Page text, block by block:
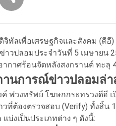
จิทัลเพื่อเศรษฐกิจและสังคม (ดีอี
าวปลอมประจำวันที่ 5 เมษายน
กาศร้อนจัดหลังสงกรานต์ ทะลุ
นการณ์ข่าวปลอมล่า
ค์ พ่วงทรัพย์ โฆษกกระทรวงดีอี
วที่ต้องตรวจสอบ (Verify) ทั้งสิ้
บ่งเป็นประเภทต่าง ๆ ดังนี้: